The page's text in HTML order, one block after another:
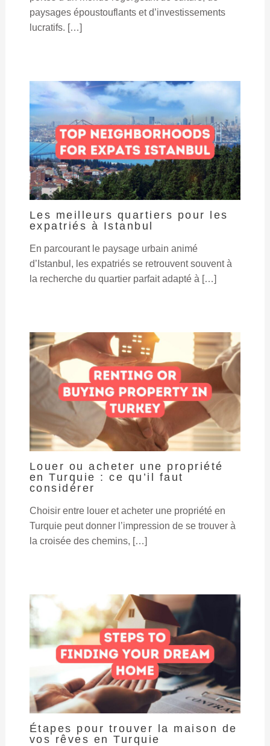
paysages époustouflants et d’investissements
lucratifs. […]
Les meilleurs quartiers pour les
expatriés à Istanbul
En parcourant le paysage urbain animé
d’Istanbul, les expatriés se retrouvent souvent à
la recherche du quartier parfait adapté à […]
Louer ou acheter une propriété
en Turquie : ce qu’il faut
considérer
Choisir entre louer et acheter une propriété en
Turquie peut donner l’impression de se trouver à
la croisée des chemins, […]
Étapes pour trouver la maison de
vos rêves en Turquie